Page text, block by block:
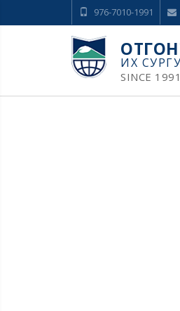
976-7010-1991
ИХ
SINCE 1991